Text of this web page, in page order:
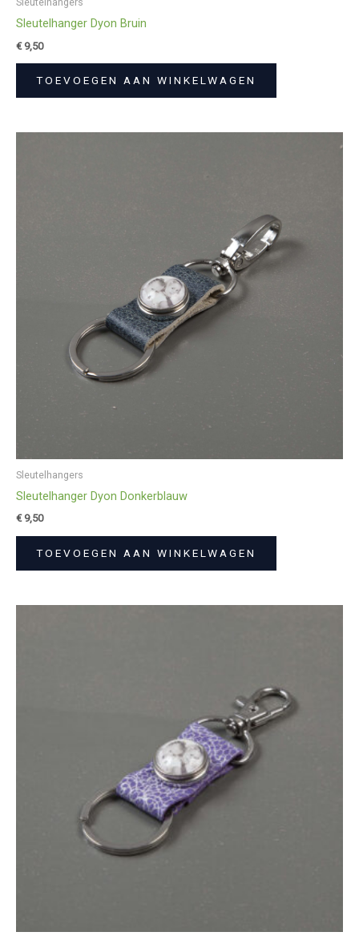
Sleutelhanger Dyon Bruin
€9,50
TOEVOEGEN AAN WINKELWAGEN
Sleutelhangers
Sleutelhanger Dyon Donkerblauw
€9,50
TOEVOEGEN AAN WINKELWAGEN